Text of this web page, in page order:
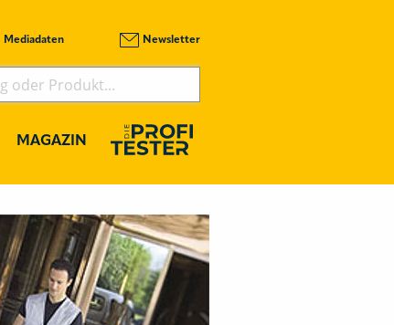
Mediadaten Newsletter
MAGAZIN